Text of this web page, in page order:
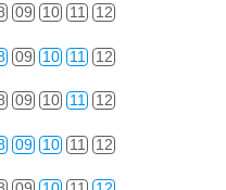
09 10 11 12
09 10 11 12
09 10 11 12
09 10 11 12